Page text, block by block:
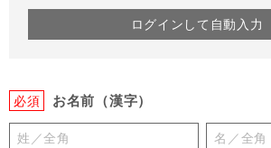
ログインして自動入力
必須 お名前（漢字）